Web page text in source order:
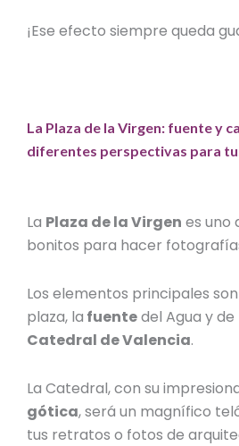
¡Ese efecto siempre queda
La Plaza de la Virgen: fuente y
diferentes perspectivas para
La Plaza de la Virgen es uno
bonitos para hacer
Los elementos principales
plaza, la fuentedel Agua y
Catedral de Valencia.
La Catedral, con su
gótica, será un magnífico
tus retratos o fotos de